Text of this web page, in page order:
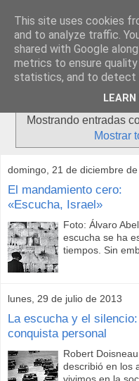
Mostrando entradas
Mostrar
domingo, 21 de diciembre
El mandamiento cero:
«Escucha, Israel»
Foto: Álvaro
escucha se ha
tiempos. Sin
lunes, 29 de julio de 2013
La escucha y el
conquista personal
Robert
describió en los
vivimos en la
This site uses cookies
and to analyze traffic.
shared with Google
metrics to ensure
statistics, and to detect